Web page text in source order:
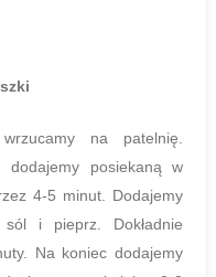
na patelnię.
dodajemy posiekaną w
4-5 minut. Dodajemy
i pieprz. Dokładnie
Na koniec dodajemy